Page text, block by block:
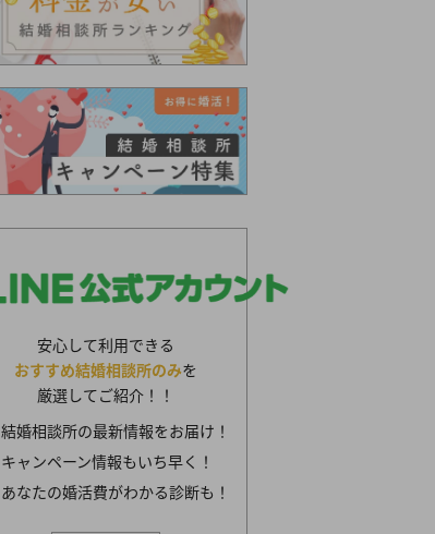
安心して利用できる
おすすめ結婚相談所のみを
厳選してご紹介！！
結婚相談所の最新情報をお届け！
キャンペーン情報もいち早く！
あなたの婚活費がわかる診断も！